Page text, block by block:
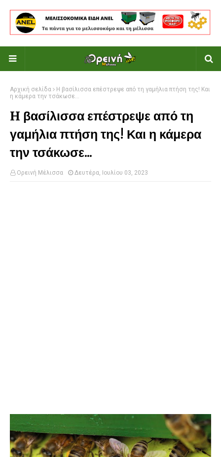
Αρχική σελίδα
H βασίλισσα επέστρεψε από τη γαμήλια πτήση της! Και
η κάμερα την τσάκωσε...
H βασίλισσα επέστρεψε από τη
γαμήλια πτήση της! Και η κάμερα
την τσάκωσε...
Ορεινή Μέλισσα Δευτέρα, Ιουλίου 03, 2023